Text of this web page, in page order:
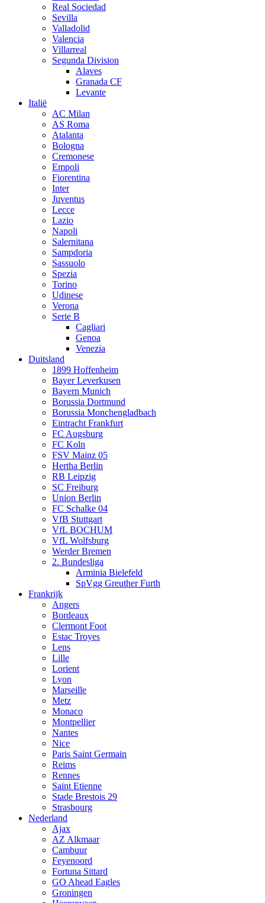
Real Sociedad
Sevilla
Valladolid
Valencia
Villarreal
Segunda Division
Alaves
Granada CF
Levante
Italië
AC Milan
AS Roma
Atalanta
Bologna
Cremonese
Empoli
Fiorentina
Inter
Juventus
Lecce
Lazio
Napoli
Salernitana
Sampdoria
Sassuolo
Spezia
Torino
Udinese
Verona
Serie B
Cagliari
Genoa
Venezia
Duitsland
1899 Hoffenheim
Bayer Leverkusen
Bayern Munich
Borussia Dortmund
Borussia Monchengladbach
Eintracht Frankfurt
FC Augsburg
FC Koln
FSV Mainz 05
Hertha Berlin
RB Leipzig
SC Freiburg
Union Berlin
FC Schalke 04
VfB Stuttgart
VfL BOCHUM
VfL Wolfsburg
Werder Bremen
2. Bundesliga
Arminia Bielefeld
SpVgg Greuther Furth
Frankrijk
Angers
Bordeaux
Clermont Foot
Estac Troyes
Lens
Lille
Lorient
Lyon
Marseille
Metz
Monaco
Montpellier
Nantes
Nice
Paris Saint Germain
Reims
Rennes
Saint Etienne
Stade Brestois 29
Strasbourg
Nederland
Ajax
AZ Alkmaar
Cambuur
Feyenoord
Fortuna Sittard
GO Ahead Eagles
Groningen